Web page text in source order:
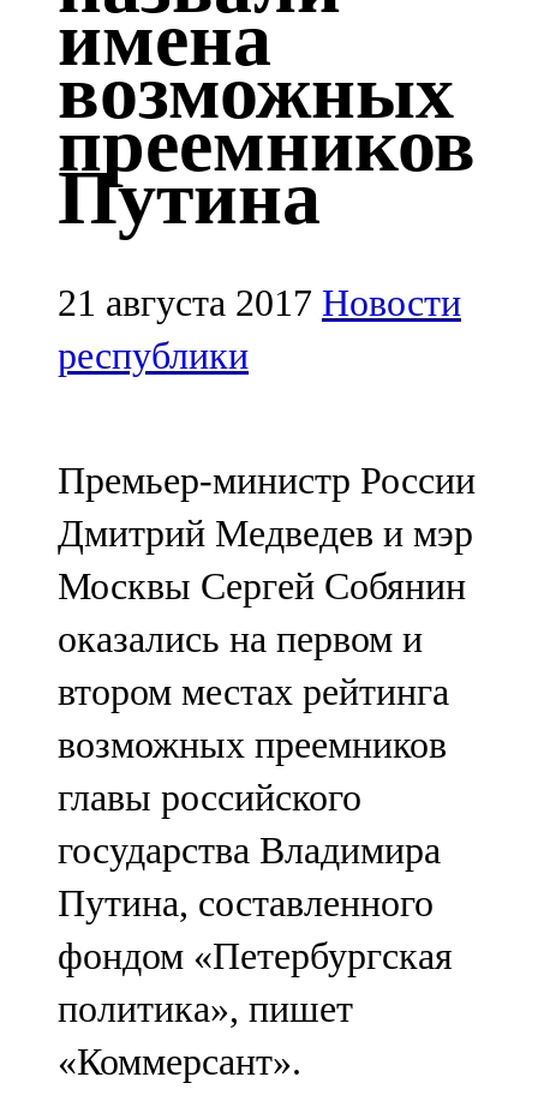
Казан
91,5 FM
Кайбыч
106,1 FM
Кама тамагы
71,51 FM
Кукмара
107,9 FM
102,1 FM
Мамадыш
106,2 FM
Минзәлә
107,3 FM
Мөслим
100,0 FM
Нурлат
104,7 FM
Олы Әтнә
71,42 FM
Сарман
имена
возможных
преемников
Путина
21 августа 2017 Новости
республики
Премьер-министр России
Дмитрий Медведев и мэр
Москвы Сергей Собянин
оказались на первом и
втором местах рейтинга
возможных преемников
главы российского
государства Владимира
Путина, составленного
фондом «Петербургская
политика», пишет
«Коммерсант».